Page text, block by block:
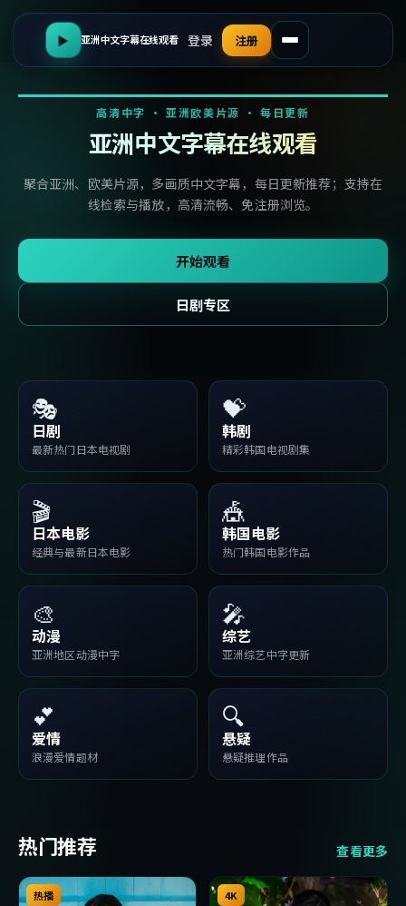
▶ 亚洲中文字幕在线观看 登录 注册
高清中字 · 亚洲欧美片源 · 每日更新
亚洲中文字幕在线观看
聚合亚洲、欧美片源，多画质中文字幕，每日更新推荐；支持在
线检索与播放，高清流畅、免注册浏览。
开始观看
日剧专区
🎭
日剧
最新热门日本电视剧
💝
韩剧
精彩韩国电视剧集
🎬
日本电影
经典与最新日本电影
🎪
韩国电影
热门韩国电影作品
🎨
动漫
亚洲地区动漫中字
🎤
综艺
亚洲综艺中字更新
💕
爱情
浪漫爱情题材
🔍
悬疑
悬疑推理作品
热门推荐 查看更多
热播 4K